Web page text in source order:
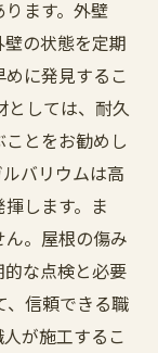
ます。外壁
の状態を定期
に発見するこ
としては、耐久
とをお勧めし
バリウムは高
します。ま
。屋根の傷み
な点検と必要
、信頼できる職
が施工するこ